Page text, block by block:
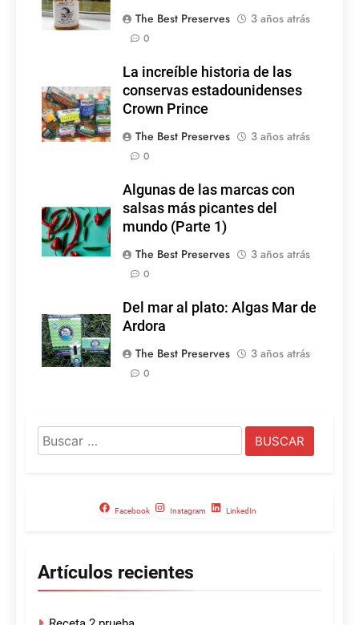
The Best Preserves
3 años atrás
0
La increíble historia de las
conservas estadounidenses
Crown Prince
The Best Preserves
3 años atrás
0
Algunas de las marcas con
salsas más picantes del
mundo (Parte 1)
The Best Preserves
3 años atrás
0
Del mar al plato: Algas Mar de
Ardora
The Best Preserves
3 años atrás
0
Buscar:
Facebook Instagram LinkedIn
Artículos recientes